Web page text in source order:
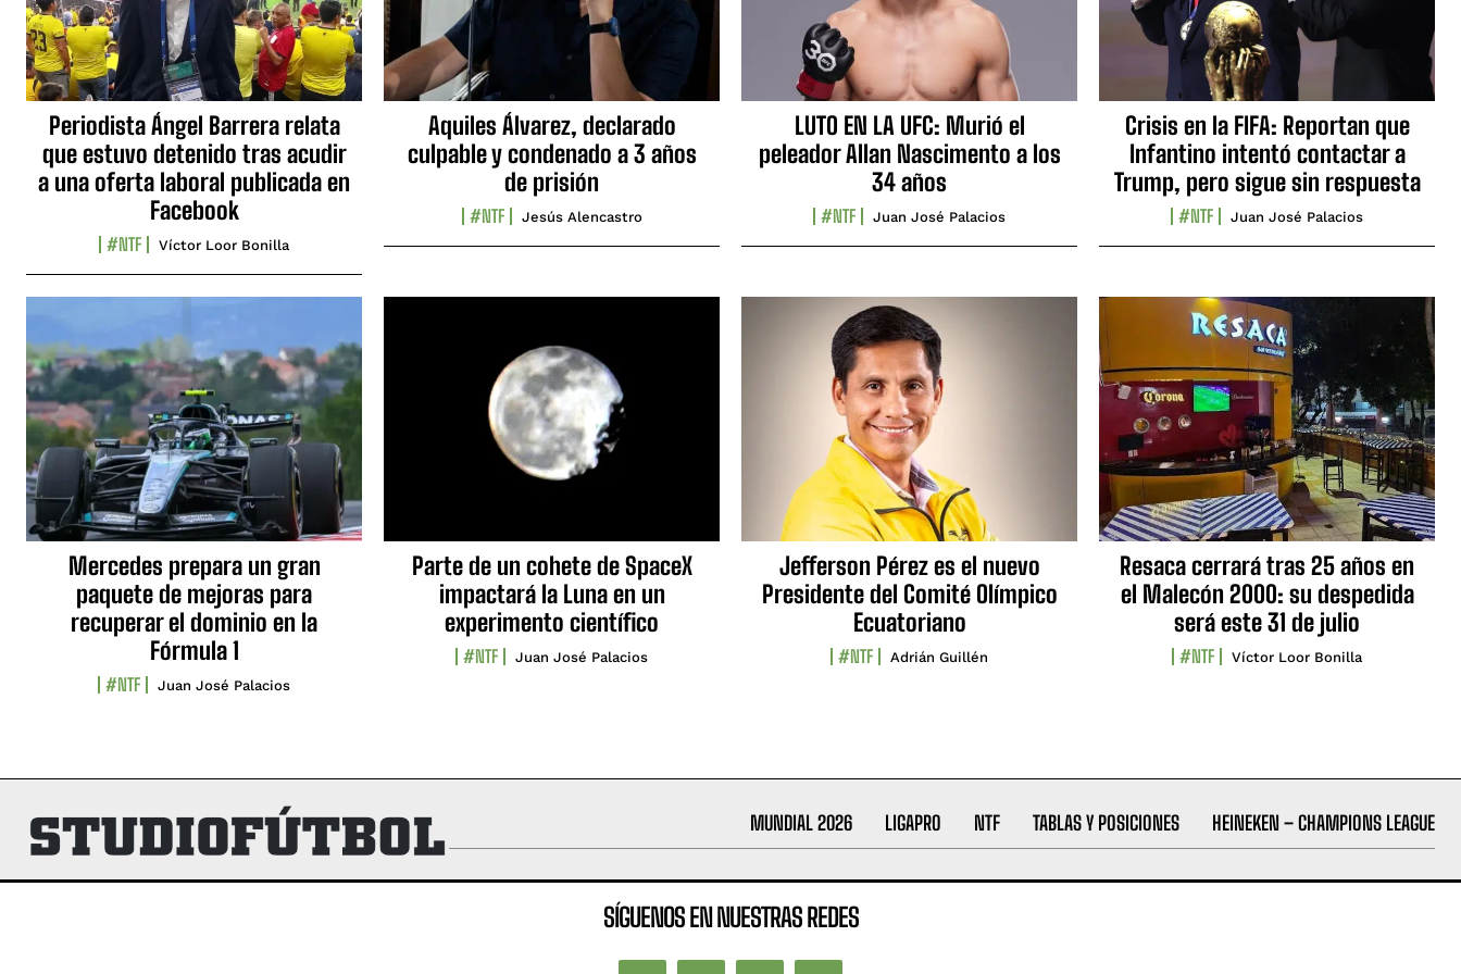
Periodista Ángel Barrera relata
que estuvo detenido tras acudir
a una oferta laboral publicada en
Facebook
#NTF Víctor Loor Bonilla
Aquiles Álvarez, declarado
culpable y condenado a 3 años
de prisión
#NTF Jesús Alencastro
LUTO EN LA UFC: Murió el
peleador Allan Nascimento a los
34 años
#NTF Juan José Palacios
Crisis en la FIFA: Reportan que
Infantino intentó contactar a
Trump, pero sigue sin respuesta
#NTF Juan José Palacios
Mercedes prepara un gran
paquete de mejoras para
recuperar el dominio en la
Fórmula 1
#NTF Juan José Palacios
Parte de un cohete de SpaceX
impactará la Luna en un
experimento científico
#NTF Juan José Palacios
Jefferson Pérez es el nuevo
Presidente del Comité Olímpico
Ecuatoriano
#NTF Adrián Guillén
Resaca cerrará tras 25 años en
el Malecón 2000: su despedida
será este 31 de julio
#NTF Víctor Loor Bonilla
MUNDIAL 2026 LIGAPRO NTF TABLAS Y POSICIONES HEINEKEN – CHAMPIONS LEAGUE
SÍGUENOS EN NUESTRAS REDES